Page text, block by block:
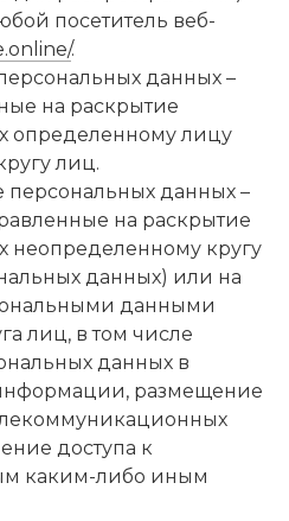
посетитель веб-
.
данных –
на раскрытие
определенному лицу
лиц.
персональных данных –
на раскрытие
неопределенному кругу
данных) или на
данными
лиц, в том числе
данных в
размещение
доступа к
каким-либо иным